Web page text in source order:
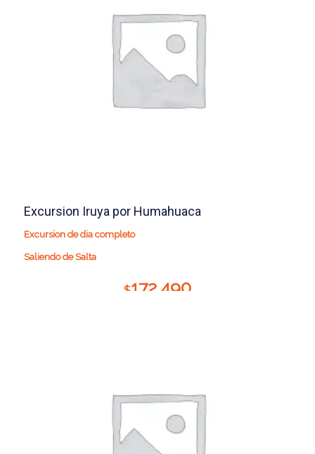
Excursion Iruya por Humahuaca
Excursion de dia completo
Saliendo de Salta
$172.490